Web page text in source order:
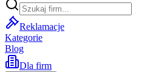
Reklamacje
Kategorie
Blog
Dla firm